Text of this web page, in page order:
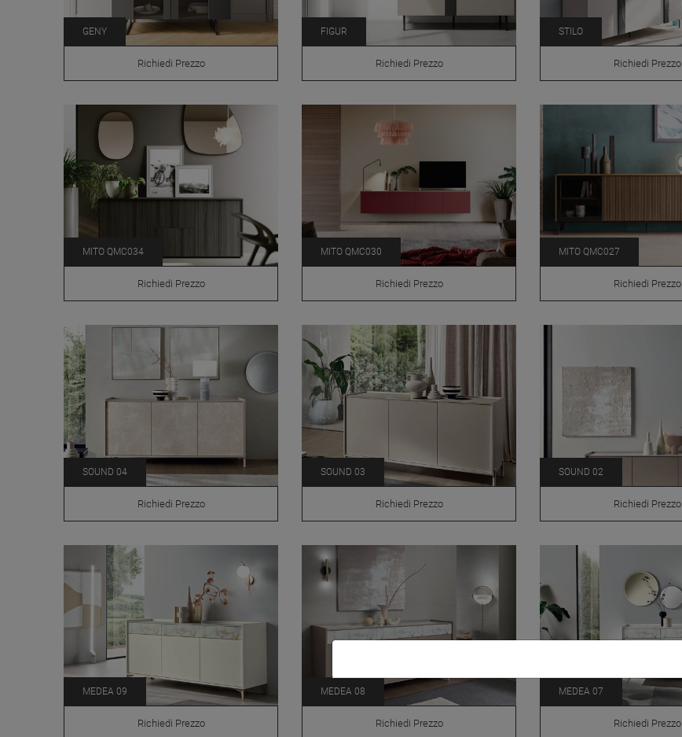
GENY
Richiedi Prezzo
FIGUR
Richiedi Prezzo
STILO
Richiedi Prezzo
MITO QMC034
Richiedi Prezzo
MITO QMC030
Richiedi Prezzo
MITO QMC027
Richiedi Prezzo
SOUND 04
Richiedi Prezzo
SOUND 03
Richiedi Prezzo
SOUND 02
Richiedi Prezzo
MEDEA 09
Richiedi Prezzo
MEDEA 08
Richiedi Prezzo
MEDEA 07
Richiedi Prezzo